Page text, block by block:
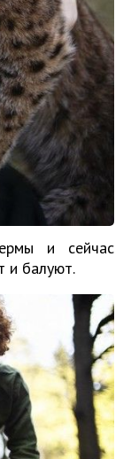
и сейчас
и балуют.